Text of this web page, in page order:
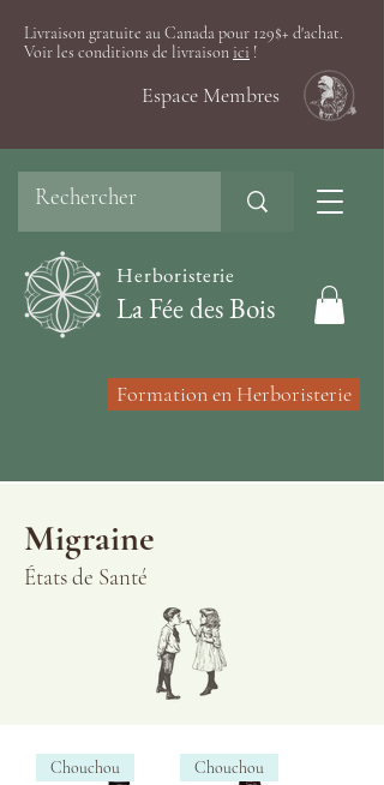
Livraison gratuite au Canada pour 129$+ d'achat.
Voir les conditions de livraison ici !
Espace Membres
Herboristerie
La Fée des Bois
Formation en Herboristerie
Migraine
États de Santé
Chouchou Chouchou